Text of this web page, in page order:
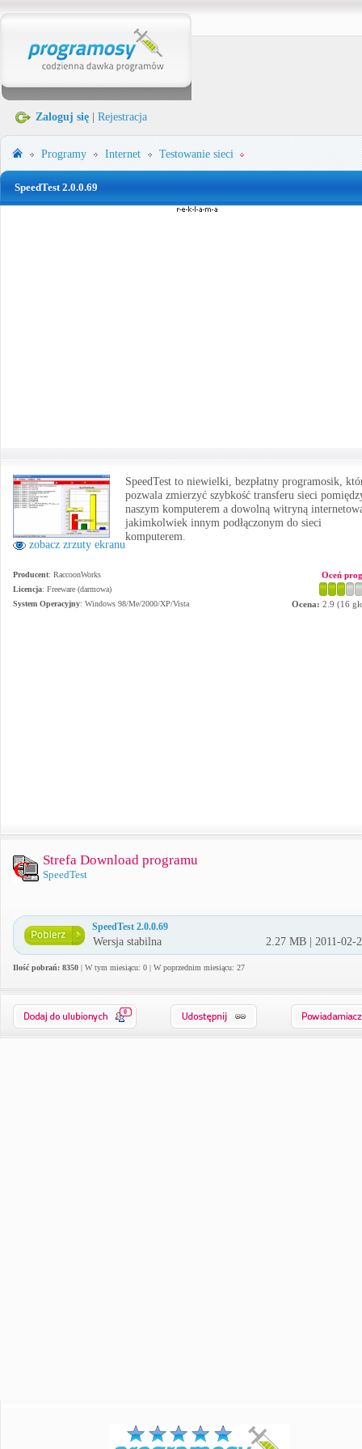
Zaloguj się Rejestracja
Programy Internet Testowanie sieci
SpeedTest 2.0.0.69
zobacz zrzuty ekranu
SpeedTest to niewielki, bezpłatny programosik,
pozwala zmierzyć szybkość transferu sieci
naszym komputerem a dowolną witryną
jakimkolwiek innym podłączonym do sieci
komputerem.
Producent: RaccoonWorks
Licencja: Freeware (darmowa)
System Operacyjny: Windows 98/Me/2000/XP/Vista
Oceń
Ocena: 2.9 (16
Strefa Download programu
SpeedTest
SpeedTest 2.0.0.69
Wersja stabilna 2.27 MB | 2011-02-
Ilość pobrań: 8350 | W tym miesiącu: 0 | W poprzednim miesiącu: 27
0